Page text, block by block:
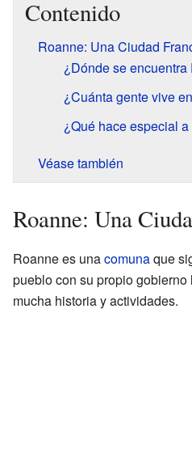
Contenido
Roanne: Una Ciudad
¿Dónde se encuentra
¿Cuánta gente vive
¿Qué hace especial
Véase también
Roanne: Una
Roanne es unacomunaque
pueblo con su propio
mucha historia y actividades.